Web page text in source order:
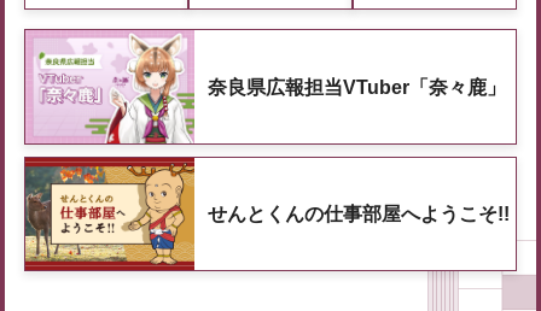
奈良県広報担当VTuber「奈々鹿」
せんとくんの仕事部屋へようこそ!!